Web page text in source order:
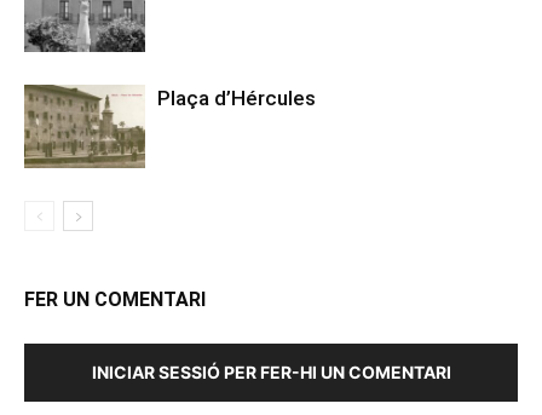
Plaça d’Hércules
FER UN COMENTARI
INICIAR SESSIÓ PER FER-HI UN COMENTARI